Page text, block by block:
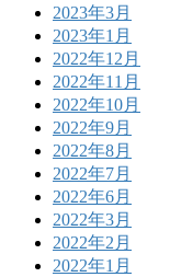
2023年3月
2023年1月
2022年12月
2022年11月
2022年10月
2022年9月
2022年8月
2022年7月
2022年6月
2022年3月
2022年2月
2022年1月